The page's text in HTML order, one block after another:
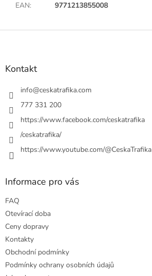
EAN: 9771213855008
Z
Kontakt
info@ceskatrafika.com
777 331 200
https://www.facebook.com/ceskatrafika
/ceskatrafika/
https://www.youtube.com/@CeskaTrafika
Informace pro vás
FAQ
Otevírací doba
Ceny dopravy
Kontakty
Obchodní podmínky
Podmínky ochrany osobních údajů